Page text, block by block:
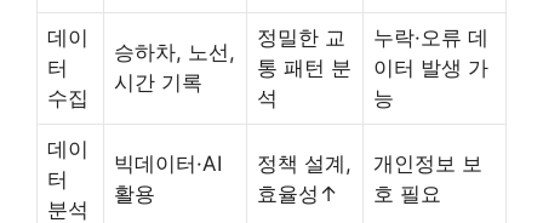
데이
터
수집
승하차, 노선,
시간 기록
정밀한 교
통 패턴 분
석
누락·오류 데
이터 발생 가
능
데이
터
분석
빅데이터·AI
활용
정책 설계,
효율성↑
개인정보 보
호 필요